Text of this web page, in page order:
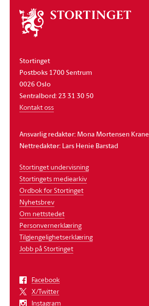
Om
stortinget
Stortinget
Postboks 1700 Sentrum
0026 Oslo
Sentralbord: 23 31 30 50
Kontakt oss
Ansvarlig redaktør: Mona Mortensen Krane
Nettredaktør: Lars Henie Barstad
Stortinget undervisning
Stortingets mediearkiv
Ordbok for Stortinget
Nyhetsbrev
Om nettstedet
Personvernerklæring
Tilgjengelighetserklæring
Jobb på Stortinget
Facebook
X/Twitter
Instagram